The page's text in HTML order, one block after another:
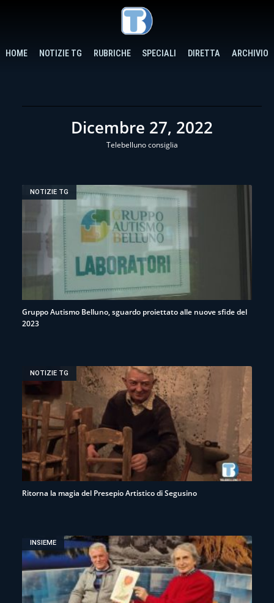
HOME NOTIZIE TG RUBRICHE SPECIALI DIRETTA ARCHIVIO
Dicembre 27, 2022
Telebelluno consiglia
NOTIZIE TG
Gruppo Autismo Belluno, sguardo proiettato alle nuove sfide del
2023
NOTIZIE TG
Ritorna la magia del Presepio Artistico di Segusino
INSIEME